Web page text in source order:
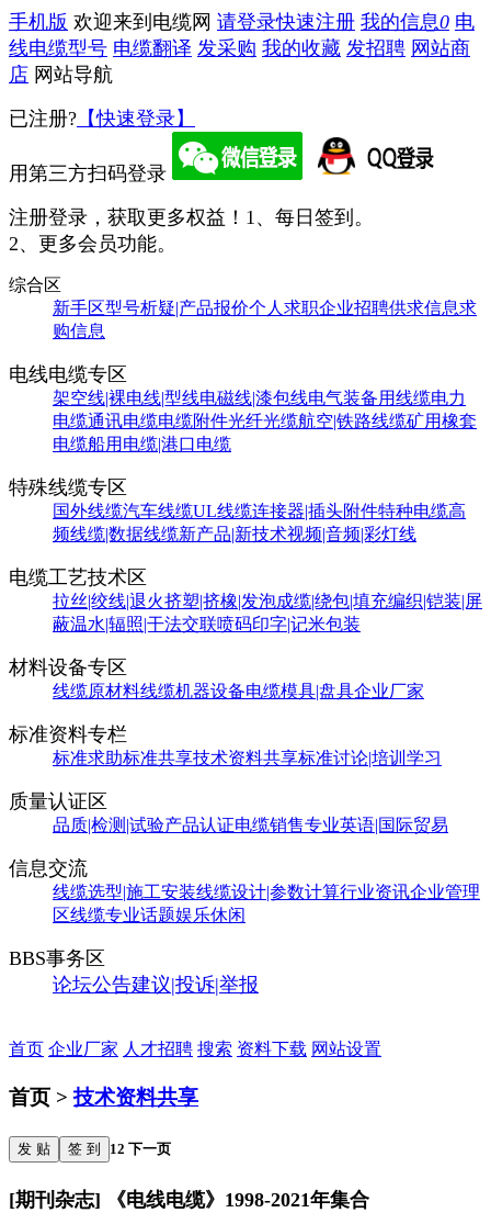
手机版 欢迎来到电缆网 请登录快速注册 我的信息0 电
线电缆型号 电缆翻译 发采购 我的收藏 发招聘 网站商
店 网站导航
已注册? 【快速登录】
用第三方扫码登录
注册登录，获取更多权益！ 1、每日签到。
2、更多会员功能。
综合区
新手区型号析疑|产品报价个人求职企业招聘供求信息求
购信息
电线电缆专区
架空线|裸电线|型线电磁线|漆包线电气装备用线缆电力
电缆通讯电缆电缆附件光纤光缆航空|铁路线缆矿用橡套
电缆船用电缆|港口电缆
特殊线缆专区
国外线缆汽车线缆UL线缆连接器|插头附件特种电缆高
频线缆|数据线缆新产品|新技术视频|音频|彩灯线
电缆工艺技术区
拉丝|绞线|退火挤塑|挤橡|发泡成缆|绕包|填充编织|铠装|屏
蔽温水|辐照|干法交联喷码印字|记米包装
材料设备专区
线缆原材料线缆机器设备电缆模具|盘具企业厂家
标准资料专栏
标准求助标准共享技术资料共享标准讨论|培训学习
质量认证区
品质|检测|试验产品认证电缆销售专业英语|国际贸易
信息交流
线缆选型|施工安装线缆设计|参数计算行业资讯企业管理
区线缆专业话题娱乐休闲
BBS事务区
论坛公告建议|投诉|举报
首页 企业厂家 人才招聘 搜索 资料下载 网站设置
首页 >技术资料共享
发 贴 签 到 12 下一页
[期刊杂志] 《电线电缆》1998-2021年集合